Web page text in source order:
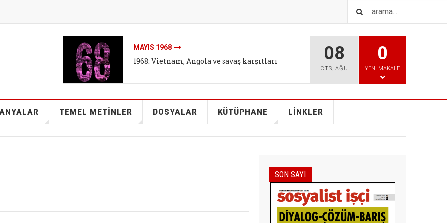
İKLIMI DEĞIL SISTEMI DEĞIŞTIR
İklim mitleri I - Bireysel tutum değişikliği bizi
08
CTS, AĞU
0
YENI MAKALE
TEMEL METİNLER DOSYALAR KÜTÜPHANE LİNKLER
SON SAYI